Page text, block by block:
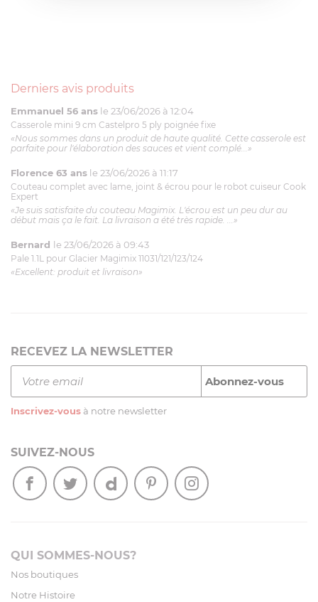
Derniers avis produits
Emmanuel 56 ans le 23/06/2026 à 12:04
Casserole mini 9 cm Castelpro 5 ply poignée fixe
«Nous sommes dans un produit de haute qualité. Cette casserole est
parfaite pour l'élaboration des sauces et vient complé...»
Florence 63 ans le 23/06/2026 à 11:17
Couteau complet avec lame, joint & écrou pour le robot cuiseur Cook
Expert
«Je suis satisfaite du couteau Magimix. L'écrou est un peu dur au
début mais ça le fait. La livraison a été très rapide. ...»
Bernard le 23/06/2026 à 09:43
Pale 1.1L pour Glacier Magimix 11031/121/123/124
«Excellent: produit et livraison»
RECEVEZ LA NEWSLETTER
Inscrivez-vous à notre newsletter
SUIVEZ-NOUS
QUI SOMMES-NOUS?
Nos boutiques
Notre Histoire